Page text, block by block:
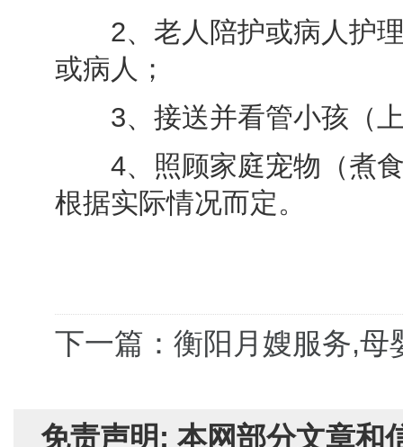
2、老人陪护或病人护理
或病人；
3、接送并看管小孩（上
4、照顾家庭宠物（煮食
根据实际情况而定。
下一篇：衡阳月嫂服务,母
免责声明: 本网部分文章和